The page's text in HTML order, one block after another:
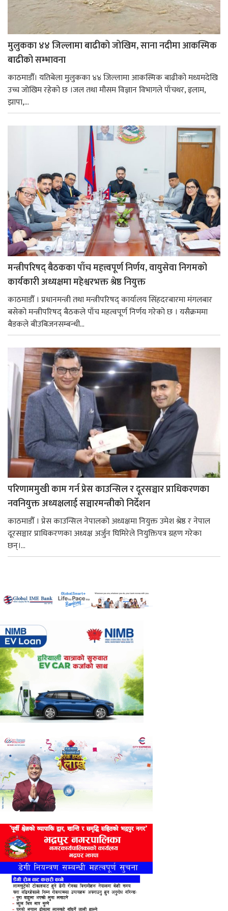
मुलुकका ४४ जिल्लामा बाढीको जोखिम, साना नदीमा आकस्मिक
बाढीको सम्भावना
काठमाडौँ। यतिबेला मुलुकका ४४ जिल्लामा आकस्मिक बाढीको मध्यमदेखि
उच्च जोखिम रहेको छ ।जल तथा मौसम विज्ञान विभागले पाँचथर, इलाम,
झापा,...
मन्त्रीपरिषद् बैठकका पाँच महत्त्वपूर्ण निर्णय, वायुसेवा निगमको
कार्यकारी अध्यक्षमा महेश्वरभक्त श्रेष्ठ नियुक्त
काठमाडौँ । प्रधानमन्त्री तथा मन्त्रीपरिषद् कार्यालय सिंहदरबारमा मंगलबार
बसेको मन्त्रीपरिषद् बैठकले पाँच महत्वपूर्ण निर्णय गरेको छ । यसैक्रममा
बैडकले बीउबिजनसम्बन्धी...
परिणाममुखी काम गर्न प्रेस काउन्सिल र दूरसञ्चार प्राधिकरणका
नवनियुक्त अध्यक्षलाई सञ्चारमन्त्रीको निर्देशन
काठमाडौँ । प्रेस काउन्सिल नेपालको अध्यक्षमा नियुक्त उमेश श्रेष्ठ र नेपाल
दूरसञ्चार प्राधिकरणका अध्यक्ष अर्जुन घिमिरेले नियुक्तिपत्र ग्रहण गरेका
छन्।...